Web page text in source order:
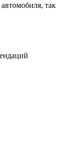
так